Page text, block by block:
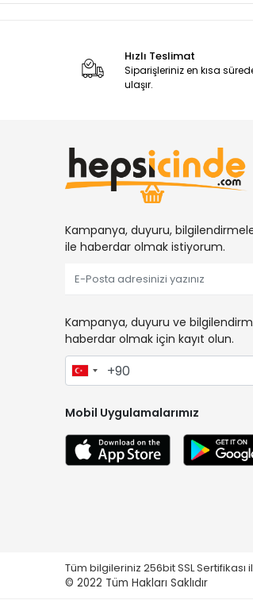
Hızlı Teslimat
Siparişleriniz en kısa
ulaşır.
Kampanya, duyuru,
ile haberdar olmak istiyorum.
Kampanya, duyuru ve
haberdar olmak için kayıt olun.
Mobil Uygulamalarımız
Tüm bilgileriniz 256bit SSL Sertifikası
© 2022 Tüm Hakları Saklıdır